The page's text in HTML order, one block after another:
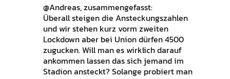
@Andreas, zusammengefasst:
Überall steigen die Ansteckungszahlen
und wir stehen kurz vorm zweiten
Lockdown aber bei Union dürfen 4500
zugucken. Will man es wirklich darauf
ankommen lassen das sich jemand im
Stadion ansteckt? Solange probiert man